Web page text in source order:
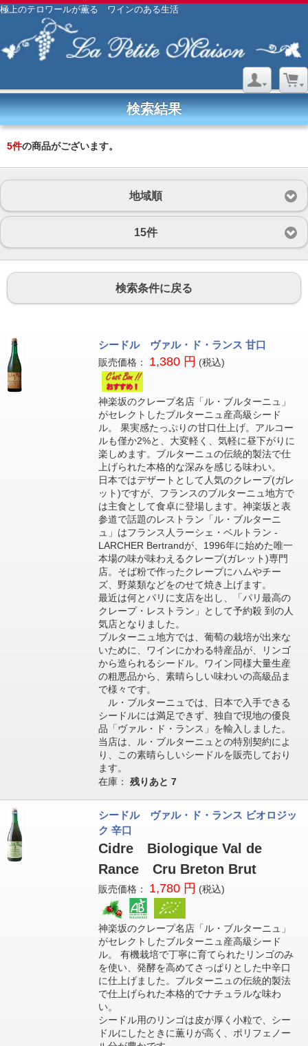
極上のテロワールが薫る ワインのある生活
検索結果
5件の商品がございます。
地域順
15件
検索条件に戻る
シードル ヴァル・ド・ランス 甘口
販売価格： 1,380 円 (税込)
神楽坂のクレープ名店「ル・ブルターニュ」
がセレクトしたブルターニュ産高級シード
ル。 果実感たっぷりの甘口仕上げ。アルコー
ルも僅か2%と、大変軽く、気軽に昼下がりに
楽しめます。ブルターニュの伝統的製法で仕
上げられた本格的な深みを感じる味わい。
日本ではデザートとして人気のクレープ(ガレ
ット)ですが、フランスのブルターニュ地方で
は主食として食卓に登場します。神楽坂と表
参道で話題のレストラン「ル・ブルターニ
ュ」はフランス人ラーシェ・ベルトラン -
LARCHER Bertrandが、1996年に始めた唯一
本場の味が味わえるクレープ(ガレット)専門
店。そば粉で作ったクレープにハムやチー
ズ、野菜類などをのせて焼き上げます。
最近は何とパリに支店を出し、「パリ最高の
クレープ・レストラン」として予約殺 到の人
気店となりました。
ブルターニュ地方では、葡萄の栽培が出来な
いために、ワインにかわる特産品が、リンゴ
から造られるシードル。ワイン同様大量生産
の粗悪品から、素晴らしい味わいの高級品ま
で様々です。
ル・ブルターニュでは、日本で入手できる
シードルには満足できず、独自で現地の優良
品「ヴァル・ド・ランス」を輸入しました。
当店は、ル・ブルターニュとの特別契約によ
り、この素晴らしいシードルを販売しており
ます。
在庫： 残りあと 7
シードル ヴァル・ド・ランス ビオロジッ
ク 辛口
Cidre Biologique Val de
Rance Cru Breton Brut
販売価格： 1,780 円 (税込)
神楽坂のクレープ名店「ル・ブルターニュ」
がセレクトしたブルターニュ産高級シード
ル。 有機栽培で丁寧に育てられたリンゴのみ
を使い、発酵を高めてさっぱりとした中辛口
に仕上げました。ブルターニュの伝統的製法
で仕上げられた本格的でナチュラルな味わ
い。
シードル用のリンゴは皮が厚く小粒で、シー
ドルにしたときに薫りが高く、ポリフェノー